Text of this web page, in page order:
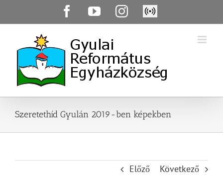
FacebookYouTubeInstagram
Élő
közvetítés
Szeretethíd Gyulán 2019-ben képekben
Előző Következő